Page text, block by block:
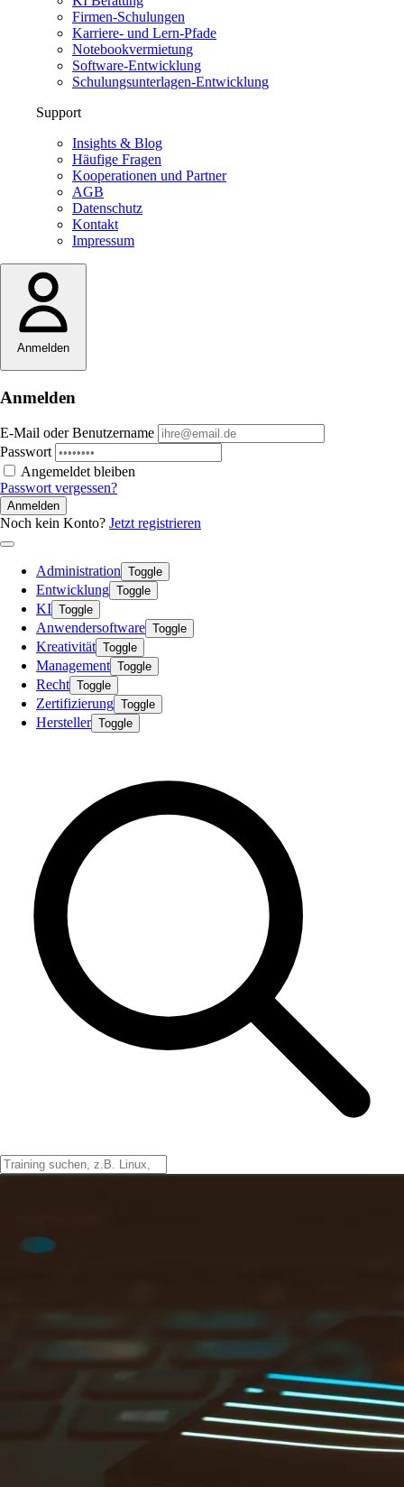
Firmen-Schulungen
Karriere- und Lern-Pfade
Notebookvermietung
Software-Entwicklung
Schulungsunterlagen-Entwicklung
Support
Insights & Blog
Häufige Fragen
Kooperationen und Partner
AGB
Datenschutz
Kontakt
Impressum
Anmelden
Anmelden
E-Mail oder Benutzername
Passwort
Angemeldet bleiben
Passwort vergessen?
Anmelden
Noch kein Konto? Jetzt registrieren
Administration Toggle
Entwicklung Toggle
KI Toggle
Anwendersoftware Toggle
Kreativität Toggle
Management Toggle
Recht Toggle
Zertifizierung Toggle
Hersteller Toggle